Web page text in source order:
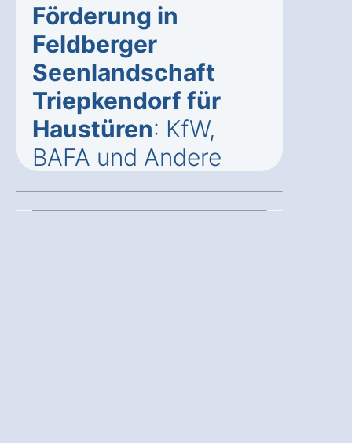
Förderung in
Feldberger
Seenlandschaft
Triepkendorf für
Haustüren: KfW,
BAFA und Andere